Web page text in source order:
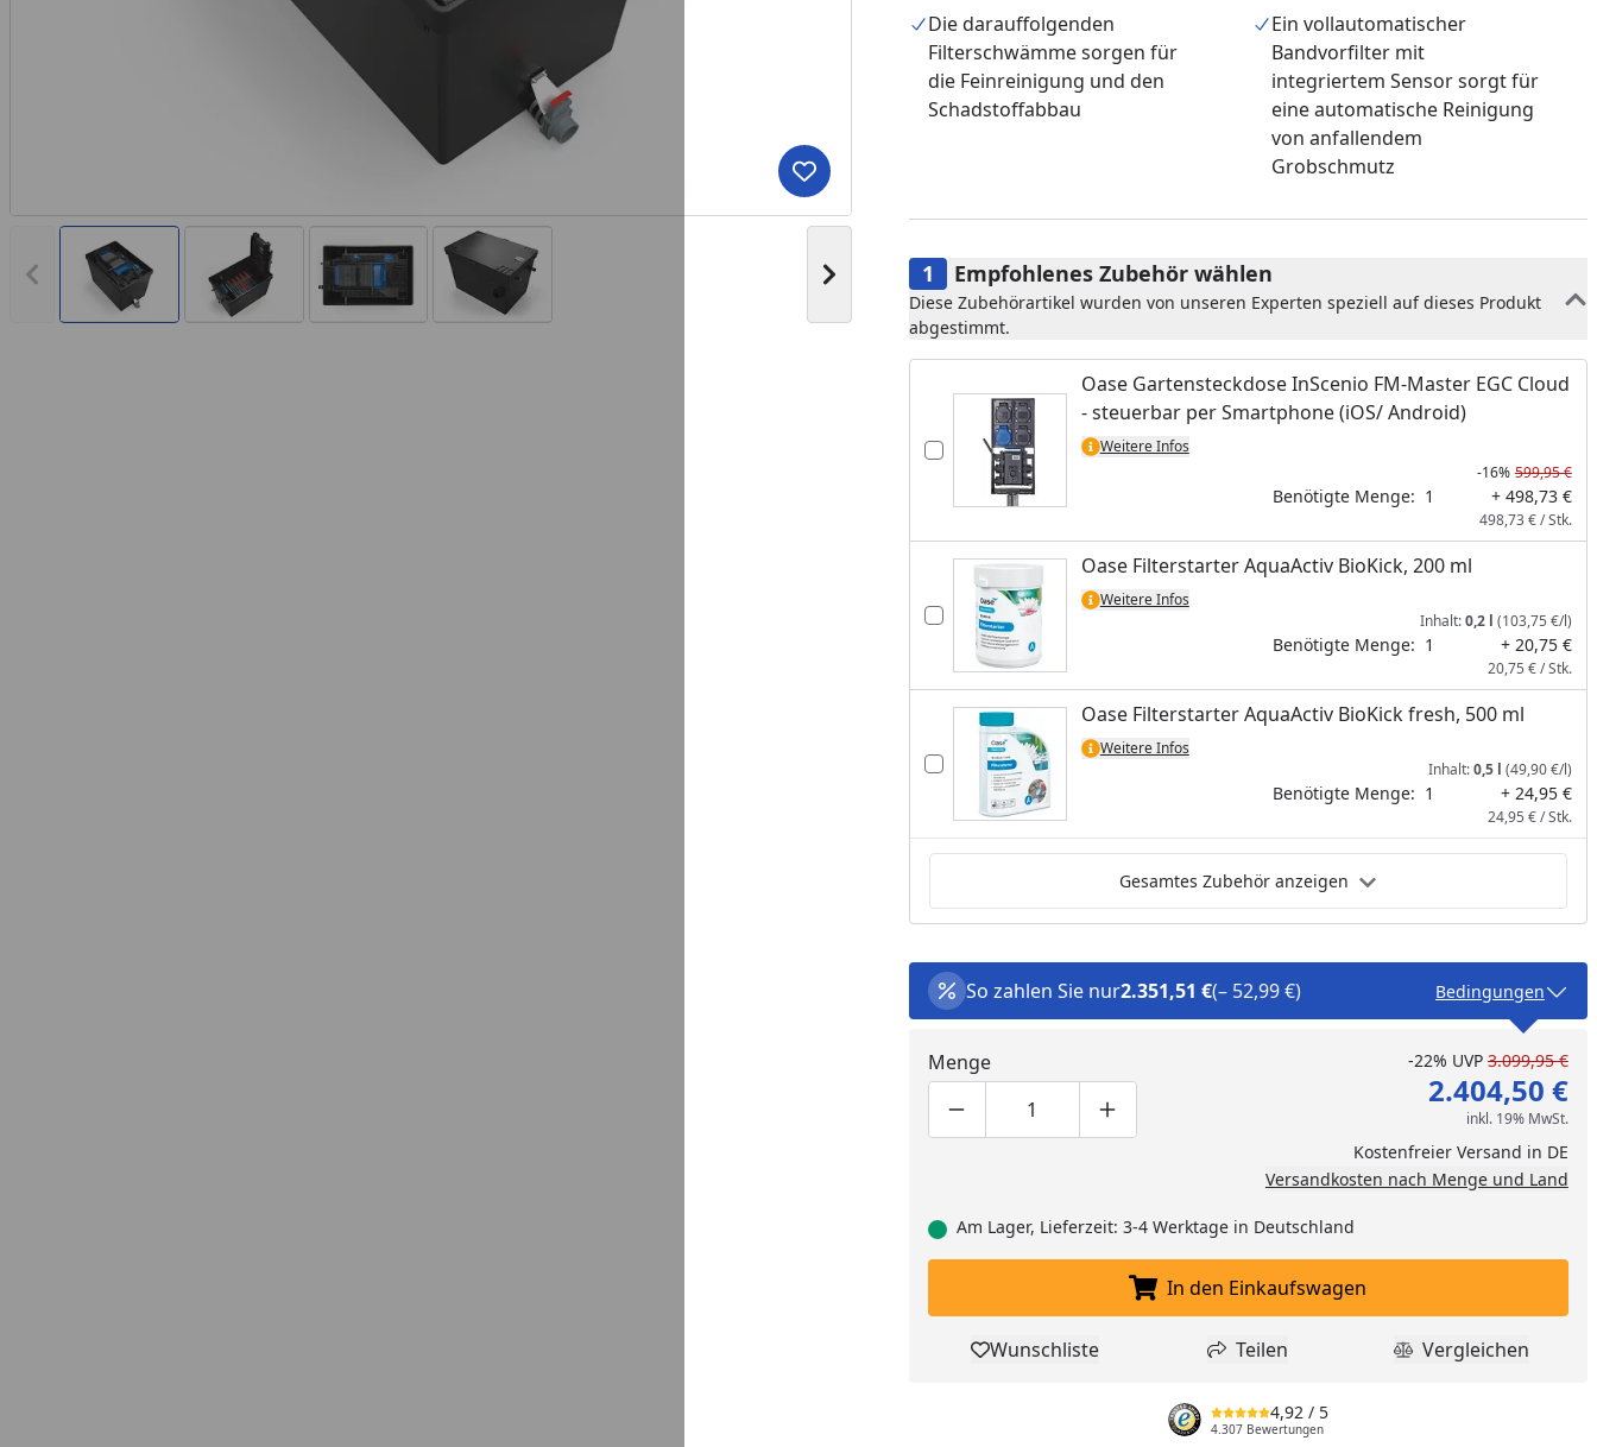
Vorheriges Bild anzeigen Nächstes Bild anzeigen
Produkt zur Wunschliste hinzufügen
Die darauffolgenden
Filterschwämme sorgen für
die Feinreinigung und den
Schadstoffabbau
Ein vollautomatischer
Bandvorfilter mit
integriertem Sensor sorgt für
eine automatische Reinigung
von anfallendem
Grobschmutz
Empfohlenes Zubehör wählen
Diese Zubehörartikel wurden von unseren Experten speziell auf dieses Produkt
abgestimmt.
Oase Gartensteckdose InScenio FM-Master EGC Cloud
- steuerbar per Smartphone (iOS/ Android)
Weitere Infos
-16% 599,95 €
Benötigte Menge: 1 + 498,73 €
498,73 € / Stk.
Oase Filterstarter AquaActiv BioKick, 200 ml
Weitere Infos
Inhalt:0,2 l (103,75 €/l)
Benötigte Menge: 1 + 20,75 €
20,75 € / Stk.
Oase Filterstarter AquaActiv BioKick fresh, 500 ml
Weitere Infos
Inhalt:0,5 l (49,90 €/l)
Benötigte Menge: 1 + 24,95 €
24,95 € / Stk.
Gesamtes Zubehör anzeigen
So zahlen Sie nur2.351,51 €(– 52,99 €) Bedingungen
Menge
Produktmenge um eins verringern
Produktmenge manuell eingeben
Produktmenge um eins erhöhen
-22% UVP 3.099,95 €
2.404,50 €
inkl. 19% MwSt.
Kostenfreier Versand in DE
Versandkosten nach Menge und Land
Am Lager, Lieferzeit: 3-4 Werktage in Deutschland
In den Einkaufswagen legen
In den Einkaufswagen
Produkt zur Wunschliste hinzufügen
Wunschliste Teilen
Teilen Produkt
Vergleichen
4,92 / 5
4.307 Bewertungen